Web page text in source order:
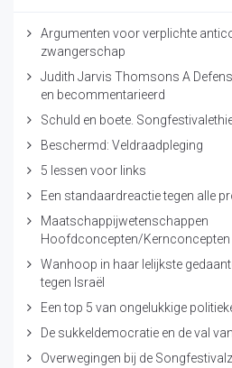
Argumenten voor verplichte
zwangerschap
Judith Jarvis Thomsons A
en becommentarieerd
Schuld en boete.
Beschermd: Veldraadpleging
5 lessen voor links
Een standaardreactie tegen alle
Maatschappijwetenschappen
Hoofdconcepten/Kernconcepten
Wanhoop in haar lelijkste
tegen Israël
Een top 5 van ongelukkige
De sukkeldemocratie en de val
Overwegingen bij de